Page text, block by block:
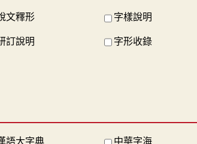
文釋形 字樣說明
訂說明 字形收錄
語大字典 中華字海